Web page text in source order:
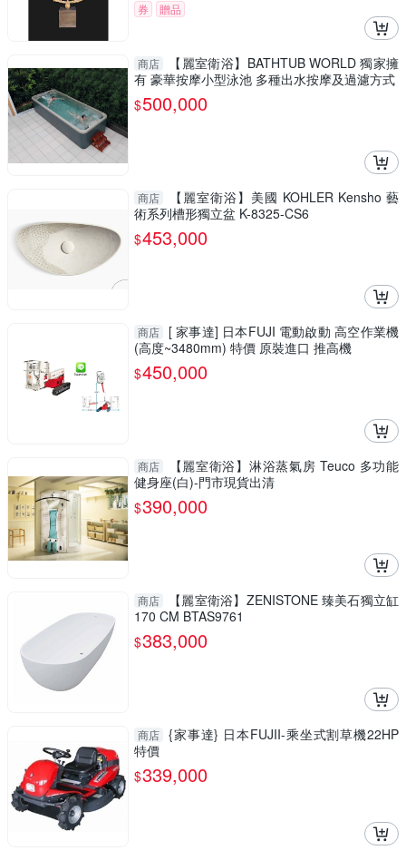
券 贈品
商店
【麗室衛浴】BATHTUB WORLD 獨家擁
有 豪華按摩小型泳池 多種出水按摩及過濾方式
$500,000
商店
【麗室衛浴】美國 KOHLER Kensho 藝
術系列槽形獨立盆 K-8325-CS6
$453,000
商店 [ 家事達] 日本FUJI 電動啟動 高空作業機
(高度~3480mm) 特價 原裝進口 推高機
$450,000
商店
【麗室衛浴】淋浴蒸氣房 Teuco 多功能
健身座(白)-門市現貨出清
$390,000
商店
【麗室衛浴】ZENISTONE 臻美石獨立缸
170 CM BTAS9761
$383,000
商店 {家事達} 日本FUJII-乘坐式割草機22HP
特價
$339,000